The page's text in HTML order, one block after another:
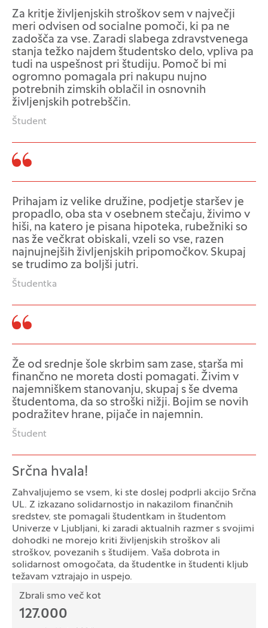
Za kritje življenjskih stroškov sem v največji
meri odvisen od socialne pomoči, ki pa ne
zadošča za vse. Zaradi slabega zdravstvenega
stanja težko najdem študentsko delo, vpliva pa
tudi na uspešnost pri študiju. Pomoč bi mi
ogromno pomagala pri nakupu nujno
potrebnih zimskih oblačil in osnovnih
življenjskih potrebščin.
Študent
Prihajam iz velike družine, podjetje staršev je
propadlo, oba sta v osebnem stečaju, živimo v
hiši, na katero je pisana hipoteka, rubežniki so
nas že večkrat obiskali, vzeli so vse, razen
najnujnejših življenjskih pripomočkov. Skupaj
se trudimo za boljši jutri.
Študentka
Že od srednje šole skrbim sam zase, starša mi
finančno ne moreta dosti pomagati. Živim v
najemniškem stanovanju, skupaj s še dvema
študentoma, da so stroški nižji. Bojim se novih
podražitev hrane, pijače in najemnin.
Študent
Srčna hvala!
Zahvaljujemo se vsem, ki ste doslej podprli akcijo Srčna
UL. Z izkazano solidarnostjo in nakazilom finančnih
sredstev, ste pomagali študentkam in študentom
Univerze v Ljubljani, ki zaradi aktualnih razmer s svojimi
dohodki ne morejo kriti življenjskih stroškov ali
stroškov, povezanih s študijem. Vaša dobrota in
solidarnost omogočata, da študentke in študenti kljub
težavam vztrajajo in uspejo.
Podatki
Zbrali smo več kot
127.000